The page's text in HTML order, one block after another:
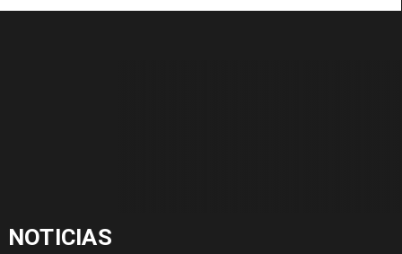
NOTICIAS